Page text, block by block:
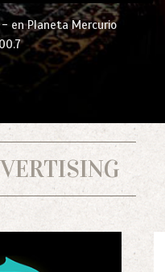
en Planeta Mercurio
- On My Way To Hell